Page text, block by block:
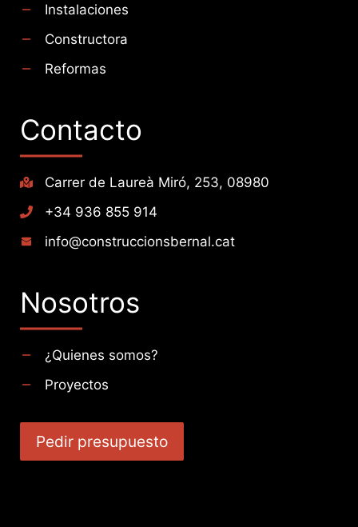
Instalaciones
Constructora
Reformas
Contacto
Carrer de Laureà Miró, 253, 08980
+34 936 855 914
info@construccionsbernal.cat
Nosotros
¿Quienes somos?
Proyectos
Pedir presupuesto